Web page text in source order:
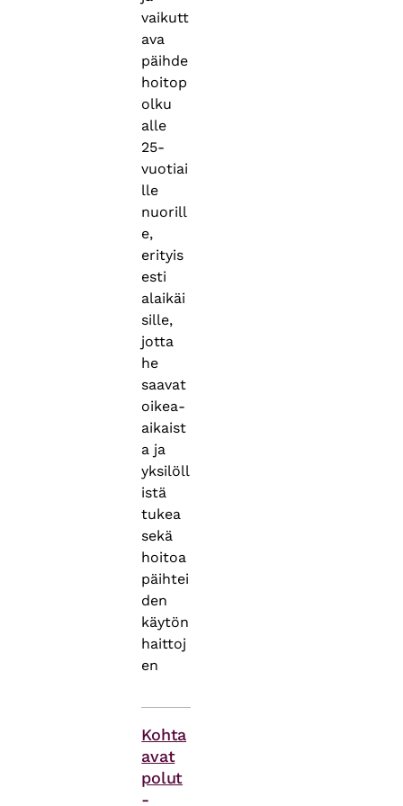
vaikutt
ava
päihde
hoitop
olku
alle
25-
vuotiai
lle
nuorill
e,
erityis
esti
alaikäi
sille,
jotta
he
saavat
oikea-
aikaist
a ja
yksilöll
istä
tukea
sekä
hoitoa
päihtei
den
käytön
haittoj
en
Kohta
avat
polut
-